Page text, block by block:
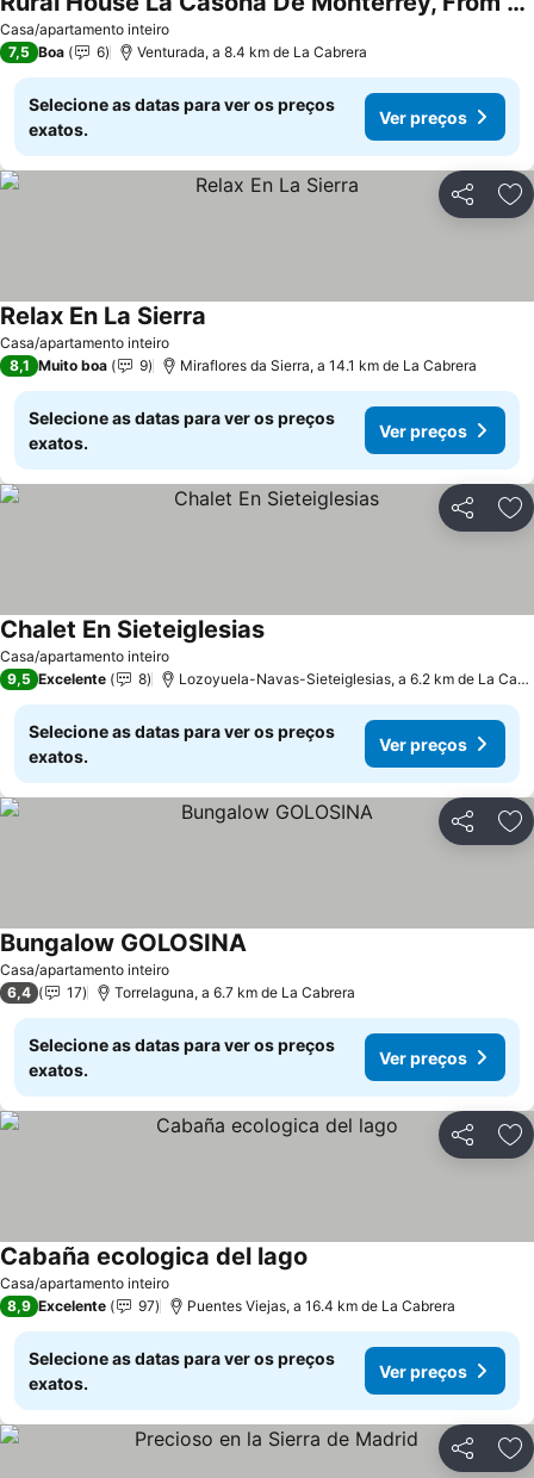
Casa/apartamento inteiro
7,5 Boa 6 Venturada, a 8.4 km de La Cabrera
Selecione as datas para ver os preços
exatos.
Ver preços
Partilhar
Casa/apartamento inteiro
Relax En La Sierra
8,1 Muito boa 9 Miraflores da Sierra, a 14.1 km de La Cabrera
Selecione as datas para ver os preços
exatos.
Ver preços
Partilhar
Casa/apartamento inteiro
Chalet En Sieteiglesias
9,5 Excelente 8 Lozoyuela-Navas-Sieteiglesias, a 6.2 km de La Cabrera
Selecione as datas para ver os preços
exatos.
Ver preços
Partilhar
Casa/apartamento inteiro
Bungalow GOLOSINA
6,4 17 Torrelaguna, a 6.7 km de La Cabrera
Selecione as datas para ver os preços
exatos.
Ver preços
Partilhar
Casa/apartamento inteiro
Cabaña ecologica del lago
8,9 Excelente 97 Puentes Viejas, a 16.4 km de La Cabrera
Selecione as datas para ver os preços
exatos.
Ver preços
Partilhar